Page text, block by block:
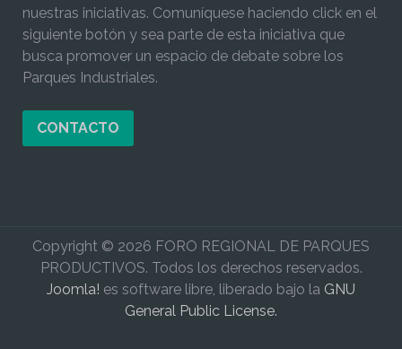
nuestras iniciativas. Comuníquese haciendo click en el
siguiente botón y sea parte de esta iniciativa que
busca promover un espacio de debate sobre los
Parques Industriales.
CONTACTO
Copyright © 2026 FORO REGIONAL DE PARQUES
PRODUCTIVOS. Todos los derechos reservados.
Joomla! es software libre, liberado bajo la GNU
General Public License.